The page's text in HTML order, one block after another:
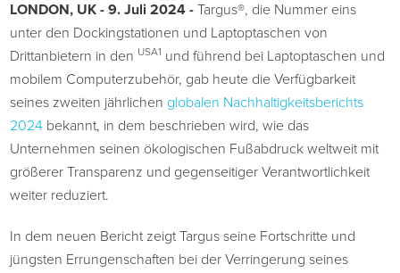
LONDON, UK - 9. Juli 2024 - Targus®, die Nummer eins
unter den Dockingstationen und Laptoptaschen von
Drittanbietern in den USA1 und führend bei Laptoptaschen und
mobilem Computerzubehör, gab heute die Verfügbarkeit
seines zweiten jährlichen globalen Nachhaltigkeitsberichts
2024 bekannt, in dem beschrieben wird, wie das
Unternehmen seinen ökologischen Fußabdruck weltweit mit
größerer Transparenz und gegenseitiger Verantwortlichkeit
weiter reduziert.
In dem neuen Bericht zeigt Targus seine Fortschritte und
jüngsten Errungenschaften bei der Verringerung seines